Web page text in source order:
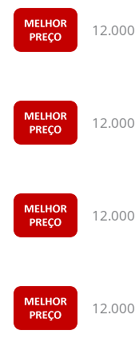
12.000
12.000
12.000
12.000